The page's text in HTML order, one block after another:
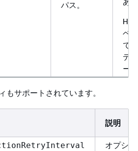
パス。
ベ
で
デ
ー
もサポートされています。
説明
オプショ